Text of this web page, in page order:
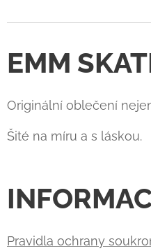
EMM
Originální oblečení
Šité na míru a s láskou.
Pravidla ochrany